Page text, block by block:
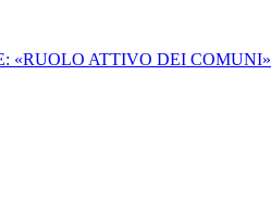
«RUOLO ATTIVO DEI COMUNI»